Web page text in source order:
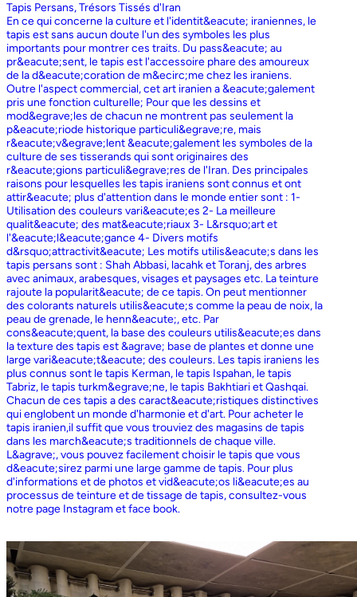
Tapis Persans, Trésors Tissés d'Iran
En ce qui concerne la culture et l'identit&eacute; iraniennes, le
tapis est sans aucun doute l'un des symboles les plus
importants pour montrer ces traits. Du pass&eacute; au
pr&eacute;sent, le tapis est l'accessoire phare des amoureux
de la d&eacute;coration de m&ecirc;me chez les iraniens.
Outre l'aspect commercial, cet art iranien a &eacute;galement
pris une fonction culturelle; Pour que les dessins et
mod&egrave;les de chacun ne montrent pas seulement la
p&eacute;riode historique particuli&egrave;re, mais
r&eacute;v&egrave;lent &eacute;galement les symboles de la
culture de ses tisserands qui sont originaires des
r&eacute;gions particuli&egrave;res de l'Iran. Des principales
raisons pour lesquelles les tapis iraniens sont connus et ont
attir&eacute; plus d'attention dans le monde entier sont : 1-
Utilisation des couleurs vari&eacute;es 2- La meilleure
qualit&eacute; des mat&eacute;riaux 3- L&rsquo;art et
l'&eacute;l&eacute;gance 4- Divers motifs
d&rsquo;attractivit&eacute; Les motifs utilis&eacute;s dans les
tapis persans sont : Shah Abbasi, lacahk et Toranj, des arbres
avec animaux, arabesques, visages et paysages etc. La teinture
rajoute la popularit&eacute; de ce tapis. On peut mentionner
des colorants naturels utilis&eacute;s comme la peau de noix, la
peau de grenade, le henn&eacute;, etc. Par
cons&eacute;quent, la base des couleurs utilis&eacute;es dans
la texture des tapis est &agrave; base de plantes et donne une
large vari&eacute;t&eacute; des couleurs. Les tapis iraniens les
plus connus sont le tapis Kerman, le tapis Ispahan, le tapis
Tabriz, le tapis turkm&egrave;ne, le tapis Bakhtiari et Qashqai.
Chacun de ces tapis a des caract&eacute;ristiques distinctives
qui englobent un monde d'harmonie et d'art. Pour acheter le
tapis iranien,il suffit que vous trouviez des magasins de tapis
dans les march&eacute;s traditionnels de chaque ville.
L&agrave;, vous pouvez facilement choisir le tapis que vous
d&eacute;sirez parmi une large gamme de tapis. Pour plus
d'informations et de photos et vid&eacute;os li&eacute;es au
processus de teinture et de tissage de tapis, consultez-vous
notre page Instagram et face book.